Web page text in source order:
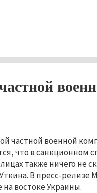
частной военной
что в санкционном
также ничего не
В пресс-релизе
востоке Украины.